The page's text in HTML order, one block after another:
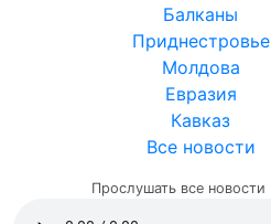
Балканы
Приднестровье
Молдова
Евразия
Кавказ
Все новости
Прослушать все новости